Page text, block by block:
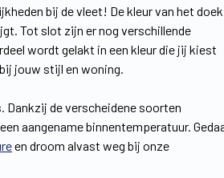
bij de vleet! De kleur van het doek
Tot slot zijn er nog verschillende
wordt gelakt in een kleur die jij kiest
jouw stijl en woning.
Dankzij de verscheidene soorten
aangename binnentemperatuur.
en droom alvast weg bij onze